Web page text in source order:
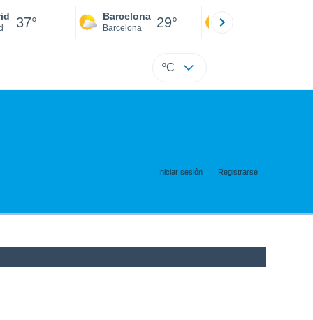
37° Barcelona
Barcelona 29°
ºC
Iniciar sesión Registrarse